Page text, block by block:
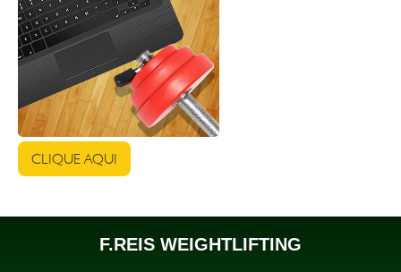
CLIQUE AQUI
F.REIS WEIGHTLIFTING